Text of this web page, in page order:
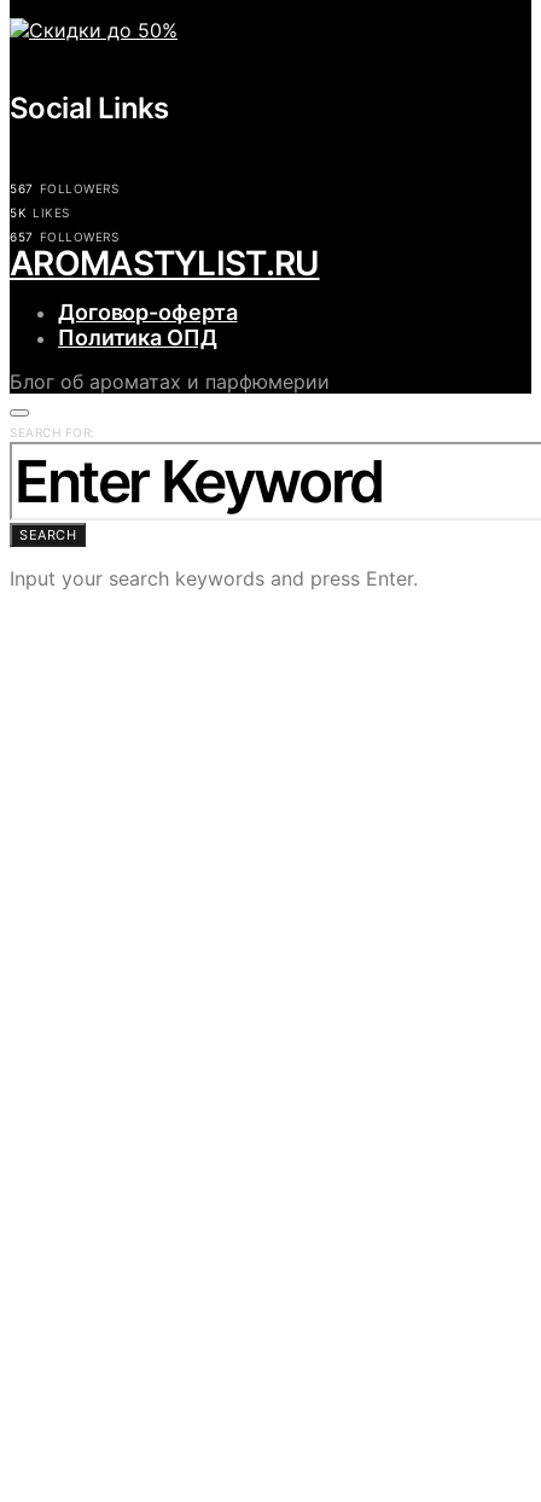
Social Links
567 FOLLOWERS
5K LIKES
657 FOLLOWERS
АROMASTYLIST.RU
Договор-оферта
Политика ОПД
Блог об ароматах и парфюмерии
SEARCH FOR:
SEARCH
Input your search keywords and press Enter.